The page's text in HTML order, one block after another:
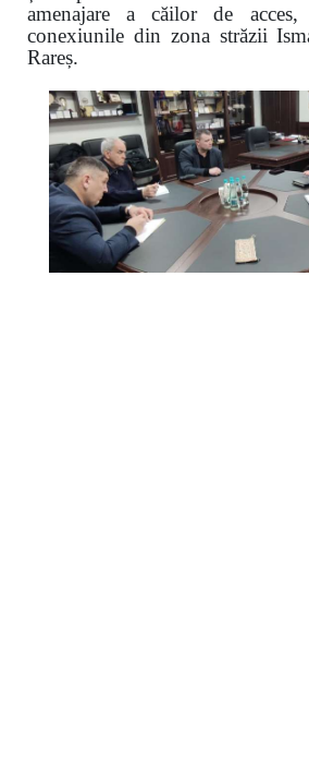
amenajare a căilor de
conexiunile din zona străzii
Rareș.